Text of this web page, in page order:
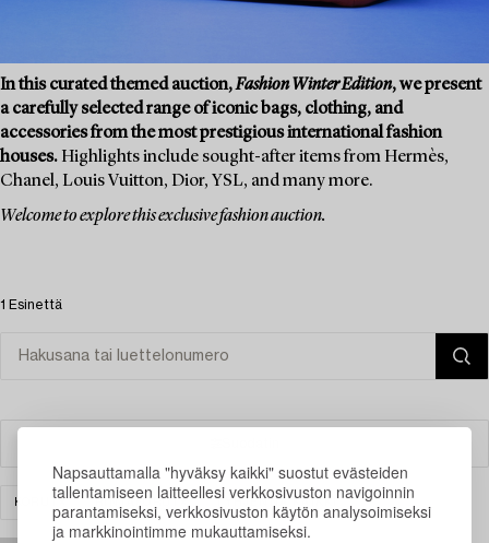
Napsauttamalla "hyväksy kaikki" suostut evästeiden
tallentamiseen laitteellesi verkkosivuston navigoinnin
parantamiseksi, verkkosivuston käytön analysoimiseksi
ja markkinointimme mukauttamiseksi.
In this curated themed auction,Fashion Winter Edition, we present
a carefully selected range of iconic bags, clothing, and
accessories from the most prestigious international fashion
houses. Highlights include sought-after items from Hermès,
Chanel, Louis Vuitton, Dior, YSL, and many more.
Welcome to explore this exclusive fashion auction.
1 Esinettä
KORUT